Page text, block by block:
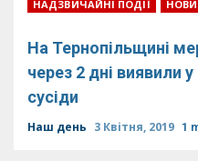
НАДЗВИЧАЙНІ ПОДІЇ
На Тернопільщині
через 2 дні виявили
сусіди
Наш день 3 Квітня, 2019 1